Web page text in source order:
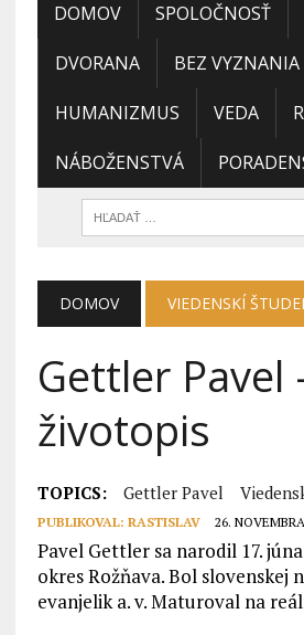
DOMOV SPOLOČNOSŤ
DVORANA BEZ VYZNANIA
HUMANIZMUS VEDA
NÁBOŽENSTVÁ
DOMOV VIEDENSKÍ
Gettler Pavel
životopis
TOPICS: Gettler Pavel
PUBLIKOVAL: RASTISLAV 26.
Pavel Gettler sa narodil 17.
okres Rožňava. Bol slovenskej
evanjelik a. v. Maturoval na